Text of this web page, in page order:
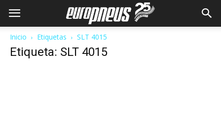
Inicio Etiquetas SLT 4015
Etiqueta: SLT 4015